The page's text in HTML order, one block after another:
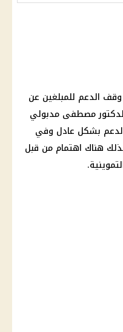
وقف الدعم للمبلغين عن
مصطفى مدبولي
بشكل عادل وفي
هناك اهتمام من قبل